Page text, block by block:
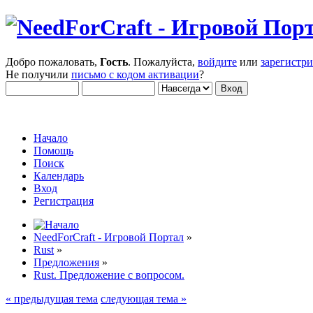
Добро пожаловать, Гость. Пожалуйста, войдите или
Не получили письмо с кодом активации?
Начало
Помощь
Поиск
Календарь
Вход
Регистрация
NeedForCraft - Игровой Портал »
Rust »
Предложения »
Rust. Предложение с вопросом.
« предыдущая тема следующая тема »